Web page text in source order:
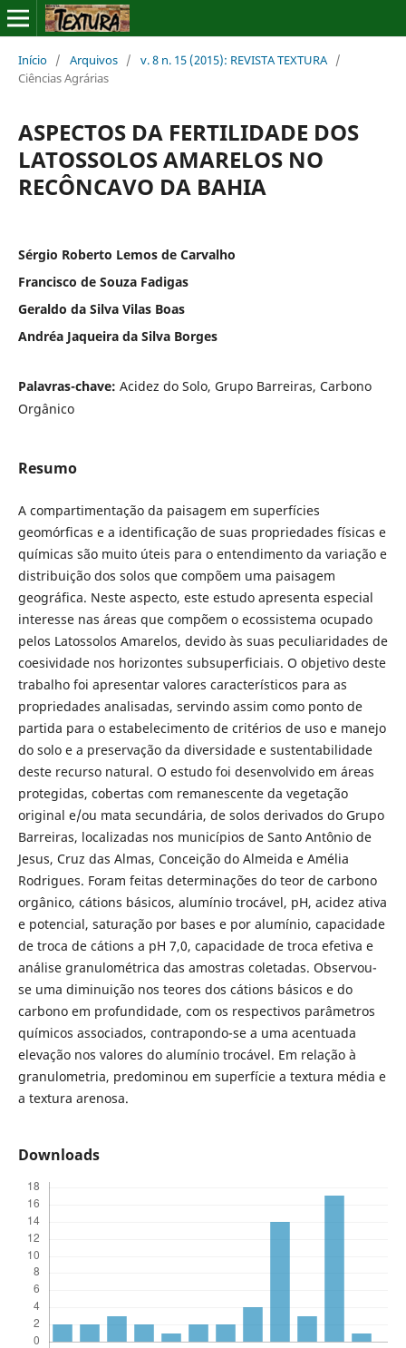
Início / Arquivos / v. 8 n. 15 (2015): REVISTA TEXTURA /
Ciências Agrárias
ASPECTOS DA FERTILIDADE DOS
LATOSSOLOS AMARELOS NO
RECÔNCAVO DA BAHIA
Sérgio Roberto Lemos de Carvalho
Francisco de Souza Fadigas
Geraldo da Silva Vilas Boas
Andréa Jaqueira da Silva Borges
Palavras-chave: Acidez do Solo, Grupo Barreiras, Carbono
Orgânico
Resumo
A compartimentação da paisagem em superfícies
geomórficas e a identificação de suas propriedades físicas e
químicas são muito úteis para o entendimento da variação e
distribuição dos solos que compõem uma paisagem
geográfica. Neste aspecto, este estudo apresenta especial
interesse nas áreas que compõem o ecossistema ocupado
pelos Latossolos Amarelos, devido às suas peculiaridades de
coesividade nos horizontes subsuperficiais. O objetivo deste
trabalho foi apresentar valores característicos para as
propriedades analisadas, servindo assim como ponto de
partida para o estabelecimento de critérios de uso e manejo
do solo e a preservação da diversidade e sustentabilidade
deste recurso natural. O estudo foi desenvolvido em áreas
protegidas, cobertas com remanescente da vegetação
original e/ou mata secundária, de solos derivados do Grupo
Barreiras, localizadas nos municípios de Santo Antônio de
Jesus, Cruz das Almas, Conceição do Almeida e Amélia
Rodrigues. Foram feitas determinações do teor de carbono
orgânico, cátions básicos, alumínio trocável, pH, acidez ativa
e potencial, saturação por bases e por alumínio, capacidade
de troca de cátions a pH 7,0, capacidade de troca efetiva e
análise granulométrica das amostras coletadas. Observou-
se uma diminuição nos teores dos cátions básicos e do
carbono em profundidade, com os respectivos parâmetros
químicos associados, contrapondo-se a uma acentuada
elevação nos valores do alumínio trocável. Em relação à
granulometria, predominou em superfície a textura média e
a textura arenosa.
Downloads